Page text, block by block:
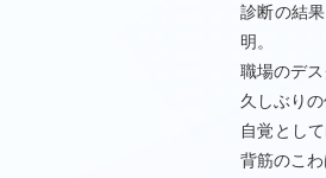
診断の結
明。
職場のデ
久しぶり
自覚とし
背筋のこ